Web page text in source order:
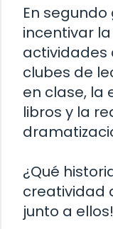
En
incentivar
actividades
clubes de
en clase, la
libros y la
¿Qué
creatividad
junto a ellos!